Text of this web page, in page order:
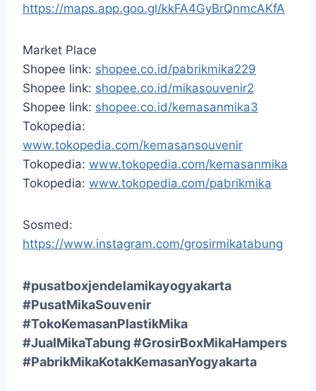
https://maps.app.goo.gl/kkFA4GyBrQnmcAKfA
Market Place
Shopee link: shopee.co.id/pabrikmika229
Shopee link: shopee.co.id/mikasouvenir2
Shopee link: shopee.co.id/kemasanmika3
Tokopedia:
www.tokopedia.com/kemasansouvenir
Tokopedia: www.tokopedia.com/kemasanmika
Tokopedia: www.tokopedia.com/pabrikmika
Sosmed:
https://www.instagram.com/grosirmikatabung
#pusatboxjendelamikayogyakarta
#PusatMikaSouvenir
#TokoKemasanPlastikMika
#JualMikaTabung #GrosirBoxMikaHampers
#PabrikMikaKotakKemasanYogyakarta